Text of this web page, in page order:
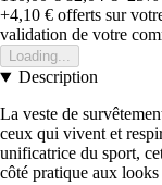
+4,10 € offerts sur
validation de votre
Loading...
Description
La veste de
ceux qui vivent et
unificatrice du sport,
côté pratique aux